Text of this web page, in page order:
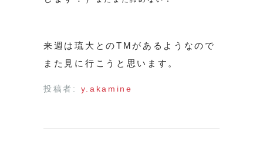
来週は琉大とのTMがあるようなので
また見に行こうと思います。
投稿者: y.akamine